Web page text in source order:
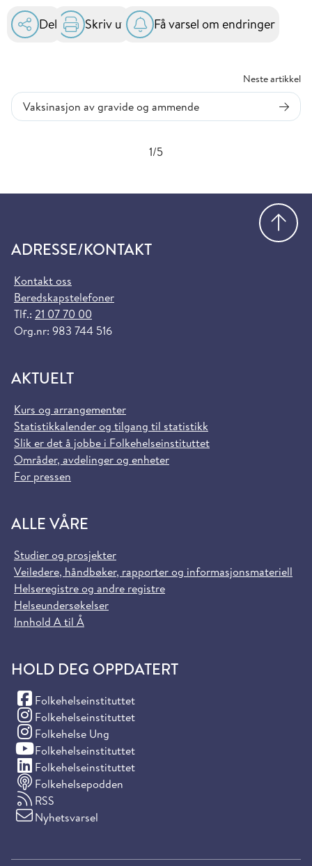
Del Skriv ut Få varsel om endringer
1/5
Neste artikkel
Vaksinasjon av gravide og ammende
ADRESSE/KONTAKT
Kontakt oss
Beredskapstelefoner
Tlf.: 21 07 70 00
Org.nr: 983 744 516
AKTUELT
Kurs og arrangementer
Statistikkalender og tilgang til statistikk
Slik er det å jobbe i Folkehelseinstituttet
Områder, avdelinger og enheter
For pressen
ALLE VÅRE
Studier og prosjekter
Veiledere, håndbøker, rapporter og informasjonsmateriell
Helseregistre og andre registre
Helseundersøkelser
Innhold A til Å
HOLD DEG OPPDATERT
Folkehelseinstituttet
(Facebook)
Folkehelseinstituttet
(Instagram)
Folkehelse Ung
(Instagram)
Folkehelseinstituttet
(YouTube)
Folkehelseinstituttet
(LinkedIn)
Folkehelsepodden
RSS
Nyhetsvarsel